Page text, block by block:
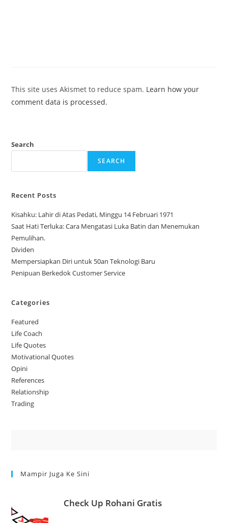
This site uses Akismet to reduce spam. Learn how your
comment data is processed.
Search
SEARCH
Recent Posts
Kisahku: Lahir di Atas Pedati, Minggu 14 Februari 1971
Saat Hati Terluka: Cara Mengatasi Luka Batin dan Menemukan
Pemulihan.
Dividen
Mempersiapkan Diri untuk 50an Teknologi Baru
Penipuan Berkedok Customer Service
Categories
Featured
Life Coach
Life Quotes
Motivational Quotes
Opini
References
Relationship
Trading
Mampir Juga Ke Sini
Check Up Rohani Gratis